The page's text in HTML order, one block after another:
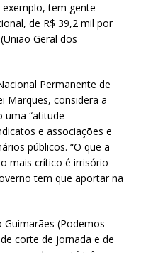
tem gente
de R$ 39,2 mil por
Geral dos
Permanente de
Marques, considera a
“atitude
e associações e
públicos. ​“O que a
mais crítico é irrisório
tem que aportar na
Guimarães (Podemos-
corte de jornada e de